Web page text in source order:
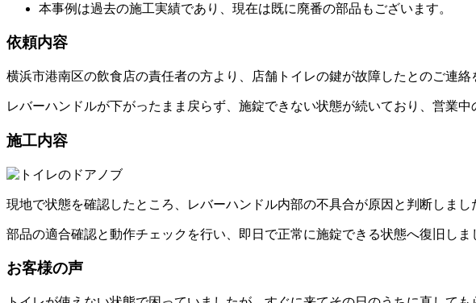
本事例は過去の施工実績であり、現在は既に廃番の部品もございます。
依頼内容
横浜市港南区の飲食店の責任者の方より、店舗トイレの鍵が故障したとのご連絡
レバーハンドルが下がったまま戻らず、施錠できない状態が続いており、営業
施工内容
現地で状態を確認したところ、レバーハンドル内部の不具合が原因と判断しま
部品の適合確認と動作チェックを行い、即日で正常に施錠できる状態へ復旧しま
お客様の声